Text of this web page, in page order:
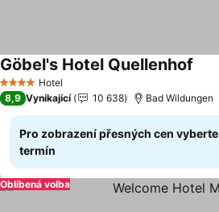
4 Počet hvězdiček
Hotel
Göbel's Hotel Quellenhof
8,9 Vynikající 10 638 Bad Wildungen
Pro zobrazení přesných cen vyberte
termín
Oblíbená volba